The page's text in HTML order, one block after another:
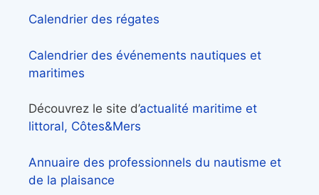
Calendrier des régates
Calendrier des événements nautiques et
maritimes
Découvrez le site d’actualité maritime et
littoral, Côtes&Mers
Annuaire des professionnels du nautisme et
de la plaisance